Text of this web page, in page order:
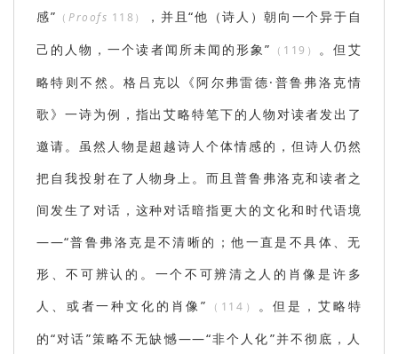
感” （Proofs 118）
，并且“他（诗人）朝向一个异于自
己的人物，一个读者闻所未闻的形象” （119） 。但艾
略特则不然。格吕克以《阿尔弗雷德·普鲁弗洛克情
歌》一诗为例，指出艾略特笔下的人物对读者发出了
邀请。虽然人物是超越诗人个体情感的，但诗人仍然
把自我投射在了人物身上。而且普鲁弗洛克和读者之
间发生了对话，这种对话暗指更大的文化和时代语境
——“普鲁弗洛克是不清晰的；他一直是不具体、无
形、不可辨认的。一个不可辨清之人的肖像是许多
人、或者一种文化的肖像” （114）
。但是，艾略特
的“对话”策略不无缺憾——“非个人化”并不彻底，人